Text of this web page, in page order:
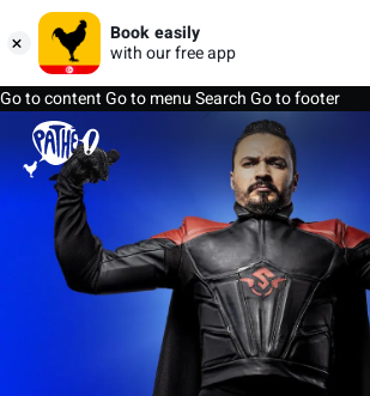
Book easily
with our free app
Go to contentGo to menuSearchGo to footer